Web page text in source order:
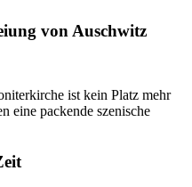
von Auschwitz
ist kein Platz mehr
eine packende szenische